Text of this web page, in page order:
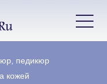
педикюр
кожей